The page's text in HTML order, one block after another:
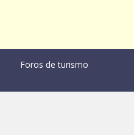
Foros de turismo